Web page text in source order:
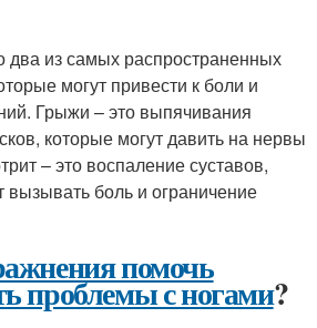
два из самых распространенных
могут привести к боли и
Грыжи – это выпячивания
которые могут давить на нервы
– это воспаление суставов,
вызывать боль и ограничение
помочь
проблемы с ногами?